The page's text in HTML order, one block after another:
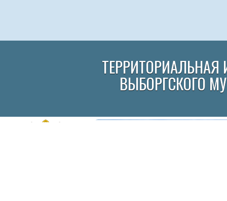
ВЫБОРГСКОГО